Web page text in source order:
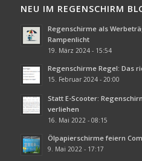
NEU IM REGENSCHIRM
Regenschirme als
Rampenlicht
19. März 2024 - 15:54
Regenschirme Regel: Das
15. Februar 2024 - 20:00
Statt E-Scooter:
verliehen
16. Mai 2022 - 08:15
Ölpapierschirme feiern
9. Mai 2022 - 17:17